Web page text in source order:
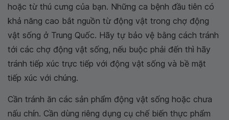
hoặc từ thú cưng của bạn. Những ca bệnh đầu tiên có
khả năng cao bắt nguồn từ động vật trong chợ động
vật sống ở Trung Quốc. Hãy tự bảo vệ bằng cách tránh
tới các chợ động vật sống, nếu buộc phải đến thì hãy
tránh tiếp xúc trực tiếp với động vật sống và bề mặt
tiếp xúc với chúng.
Cần tránh ăn các sản phẩm động vật sống hoặc chưa
nấu chín. Cần dùng riêng dụng cụ chế biến thực phẩm